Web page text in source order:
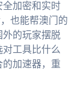
全加密和实时
也能帮澳门的
外的玩家摆脱
工具比什么
加速器，重